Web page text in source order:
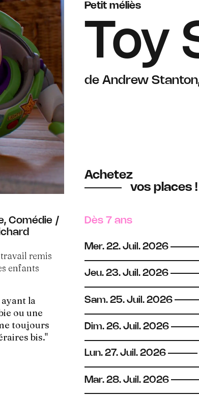
Petit méliès
Toy
de Andrew
Achetez
vos places !
Comédie /
travail remis
enfants
la
ou une
toujours
bis."
Dès 7 ans
Mer. 22. Juil. 2026
Jeu. 23. Juil. 2026
Sam. 25. Juil. 2026
Dim. 26. Juil. 2026
Lun. 27. Juil. 2026
Mar. 28. Juil. 2026